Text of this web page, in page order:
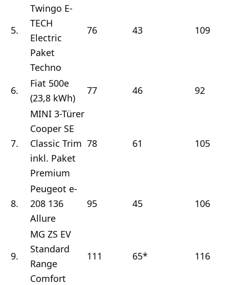
5.
Twingo E-
TECH
Electric
Paket
Techno
76 43 109
6.
Fiat 500e
(23,8 kWh)
77 46 92
7.
MINI 3-Türer
Cooper SE
Classic Trim
inkl. Paket
Premium
78 61 105
8.
Peugeot e-
208 136
Allure
95 45 106
9.
MG ZS EV
Standard
Range
Comfort
111 65* 116